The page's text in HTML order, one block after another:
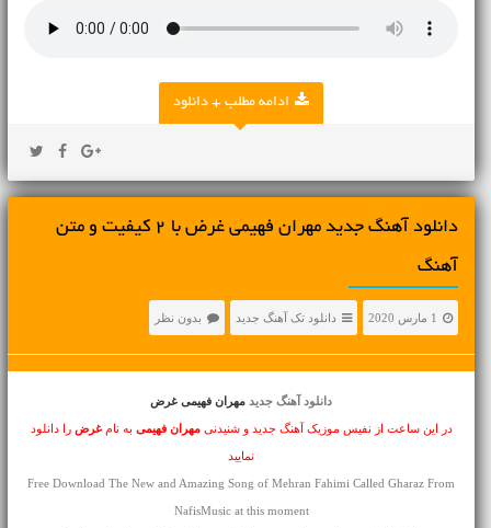
ادامه مطلب + دانلود
دانلود آهنگ جديد مهران فهیمی غرض با 2 کیفیت و متن
آهنگ
1 مارس 2020 دانلود تک آهنگ جدید بدون نظر
دانلود آهنگ جدید مهران فهیمی غرض
در این ساعت از نفیس موزیک آهنگ جدید و شنیدنیمهران فهیمی به نامغرض را دانلود
نمایید
Free Download The New and Amazing Song of Mehran Fahimi Called Gharaz From
NafisMusic at this moment